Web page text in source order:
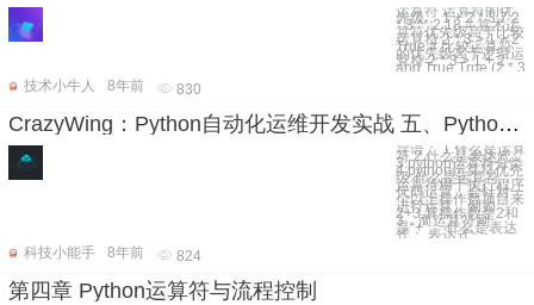
运算符 运算符的优
先级， 1 + 2 * 3 7 2
* 3 ** 2 18 # 算术运
算符优先级高于比较
运算符 2 * 3 > 1 + 2
True # 比较运算符
的优先级高于逻辑运
算符 2 * 3 > 1 + 2
and True True (2 * 3
技术小牛人
8年前 830
CrazyWing：Python自动化运维开发实战 五、Python运算符与表达式
导语： 1.什么是运算
符 2.什么是表达式
3.python运算符分类
4.python运算符优先
级 什么是运算符：
运算符用于执行程序
代码运算，会针对一
个以上操作数项目来
进行运算。例如：
2+3,其操作数是2和
3，而运算符则
是“+”。 什么是表达
式： 表达式
科技小能手
8年前 824
第四章 Python运算符与流程控制